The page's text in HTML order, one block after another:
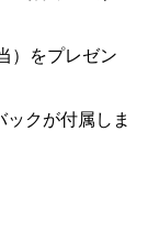
）をプレゼン
ックが付属しま